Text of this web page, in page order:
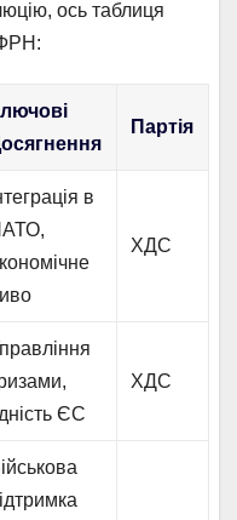
ось таблиця
Партія
в
ХДС
ЄС
ХДС